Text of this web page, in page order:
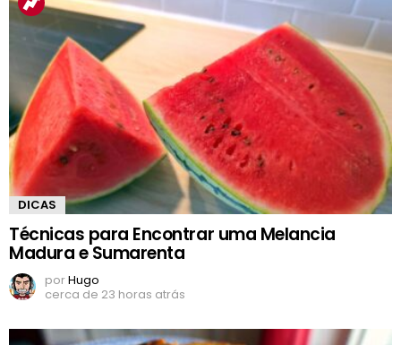
DICAS
Técnicas para Encontrar uma Melancia
Madura e Sumarenta
porHugo
cerca de 23 horas atrás